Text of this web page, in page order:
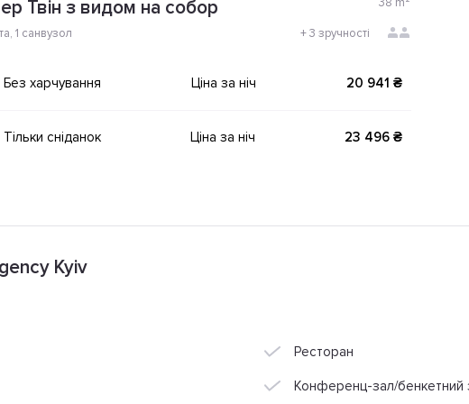
Твін з видом на собор
, 1 санвузол +3 зручності
Без харчування Ціна за ніч 20 941 ₴
Тільки сніданок Ціна за ніч 23 496 ₴
Kyiv
Ресторан
Конференц-зал/бенкетний